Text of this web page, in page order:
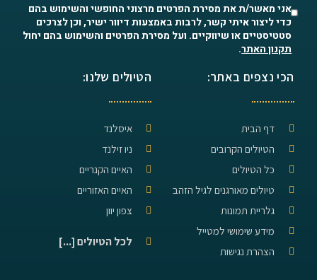
אני מאשר/ת את מסירת הפרטים מרצוני החופשי והשימוש בהם
כדי ליצור איתי קשר, לרבות באמצעות דיוור ישיר, וכן לצרכים
סטטיסטיים או שיווקיים. ועל מסירת הפרטים והשימוש בהם יחול
תקנון האתר.
הכי נצפים באתר:
דף הבית
הטיולים הקרובים
כל הטיולים
טיולים מאורגנים לגיל הזהב
גלריית תמונות
מידע שימושי למטייל
הצהרת נגישות
הטיולים שלנו:
איסלנד
ניו זילנד
האיים הקנריים
האיים האזוריים
צפון יוון
לכל הטיולים [...]